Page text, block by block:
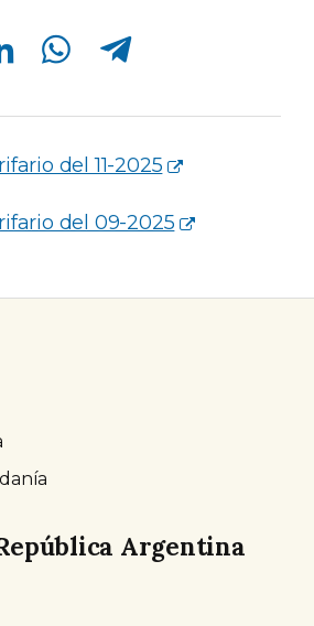
Compartir en Whatsapp Compartir en Telegram
del 11-2025
del 09-2025
Argentina